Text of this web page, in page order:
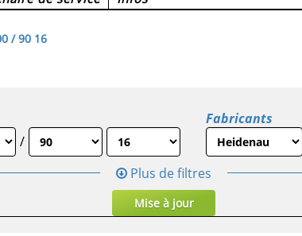
/ 90 16
/
Fabricants
Plus de filtres
Mise à jour